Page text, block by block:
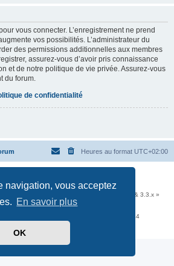
navigation, vous acceptez
En savoir plus
OK
vous connecter. L’enregistrement ne prend
vos possibilités. L’administrateur du
des permissions additionnelles aux membres
assurez-vous d’avoir pris connaissance
et de notre politique de vie privée. Assurez-vous
du forum.
de confidentialité
Heures au format UTC+02:00
Traduit parphpBB-fr.com
d'extensions & styles pour phpBB 3.2.x & 3.3.x »
par les services d’Infomaniak Network SA
- 1227 Carouge - Suisse - tél +41 22 820 35 44